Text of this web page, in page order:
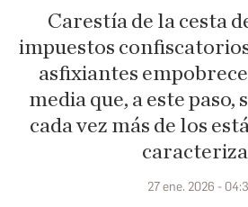
Carestía de la cesta
impuestos
asfixiantes
media que, a este paso,
cada vez más de los
27 ene. 2026 -